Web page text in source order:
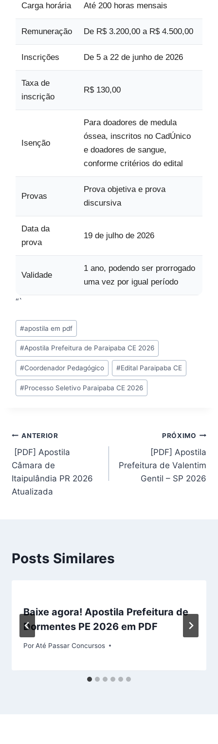
Carga horária Até 200 horas mensais
Remuneração De R$ 3.200,00 a R$ 4.500,00
Inscrições De 5 a 22 de junho de 2026
Taxa de
inscrição
R$ 130,00
Isenção
Para doadores de medula
óssea, inscritos no CadÚnico
e doadores de sangue,
conforme critérios do edital
Provas
Prova objetiva e prova
discursiva
Data da
prova
19 de julho de 2026
Validade
1 ano, podendo ser prorrogado
uma vez por igual período
“`
Tags
do
Post:
#apostila em pdf
#Apostila Prefeitura de Paraipaba CE 2026
#Coordenador Pedagógico #Edital Paraipaba CE
#Processo Seletivo Paraipaba CE 2026
Navegação
de
Post
ANTERIOR
[PDF] Apostila
Câmara de
Itaipulândia PR 2026
Atualizada
PRÓXIMO
[PDF] Apostila
Prefeitura de Valentim
Gentil – SP 2026
Posts Similares
Baixe agora! Apostila Prefeitura de
Dormentes PE 2026 em PDF
PorAté Passar Concursos